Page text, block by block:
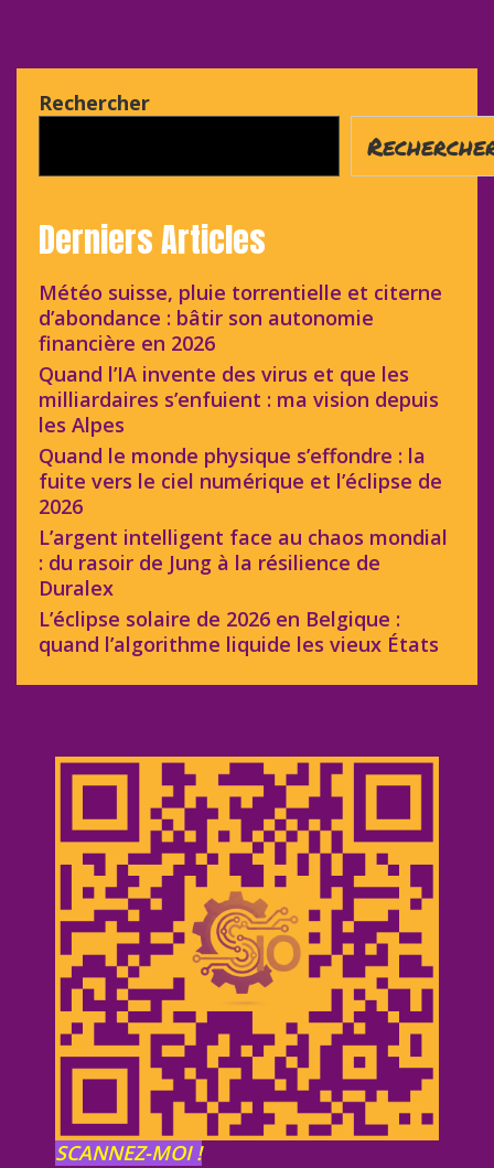
Rechercher
Derniers Articles
Météo suisse, pluie torrentielle et citerne
d’abondance : bâtir son autonomie
financière en 2026
Quand l’IA invente des virus et que les
milliardaires s’enfuient : ma vision depuis
les Alpes
Quand le monde physique s’effondre : la
fuite vers le ciel numérique et l’éclipse de
2026
L’argent intelligent face au chaos mondial
: du rasoir de Jung à la résilience de
Duralex
L’éclipse solaire de 2026 en Belgique :
quand l’algorithme liquide les vieux États
SCANNEZ-MOI !